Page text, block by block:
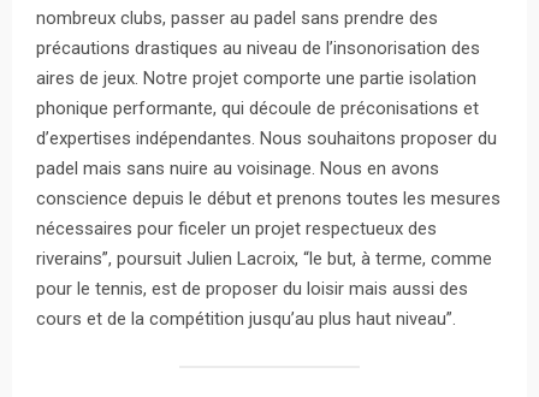
nombreux clubs, passer au padel sans prendre des
précautions drastiques au niveau de l’insonorisation des
aires de jeux. Notre projet comporte une partie isolation
phonique performante, qui découle de préconisations et
d’expertises indépendantes. Nous souhaitons proposer du
padel mais sans nuire au voisinage. Nous en avons
conscience depuis le début et prenons toutes les mesures
nécessaires pour ficeler un projet respectueux des
riverains”, poursuit Julien Lacroix, “le but, à terme, comme
pour le tennis, est de proposer du loisir mais aussi des
cours et de la compétition jusqu’au plus haut niveau”.